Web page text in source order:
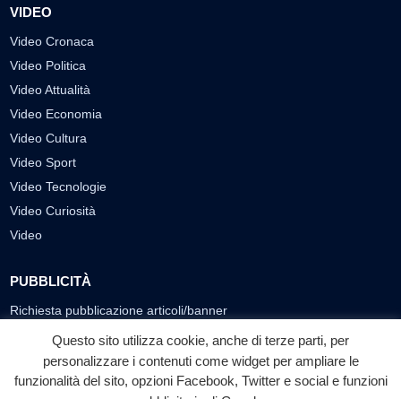
VIDEO
Video Cronaca
Video Politica
Video Attualità
Video Economia
Video Cultura
Video Sport
Video Tecnologie
Video Curiosità
Video
PUBBLICITÀ
Richiesta pubblicazione articoli/banner
SEGUICI SUI SOCIAL
f ◎ ▶
Questo sito utilizza cookie, anche di terze parti, per
personalizzare i contenuti come widget per ampliare le
funzionalità del sito, opzioni Facebook, Twitter e social e funzioni